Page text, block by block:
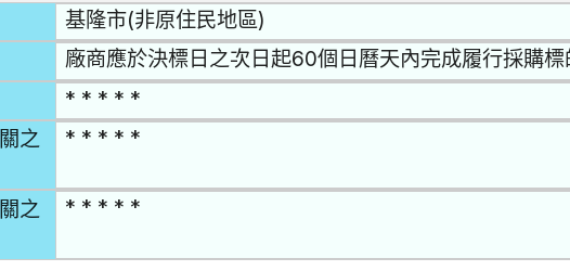
基隆市(非原住民地區)
廠商應於決標日之次日起60個日曆天內完成履行採購
* * * * *
之
* * * * *
之
* * * * *